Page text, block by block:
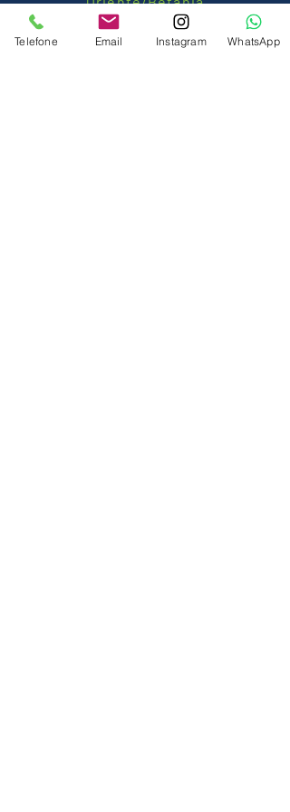
Belo Horizonte – MG ,30580-040
Telefone Email Instagram WhatsApp